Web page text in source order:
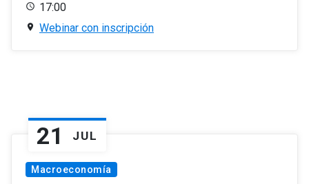
17:00
Webinar con inscripción
21 JUL
Macroeconomía